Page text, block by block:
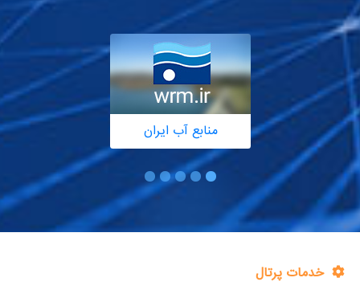
منابع آب ایران
خدمات پرتال